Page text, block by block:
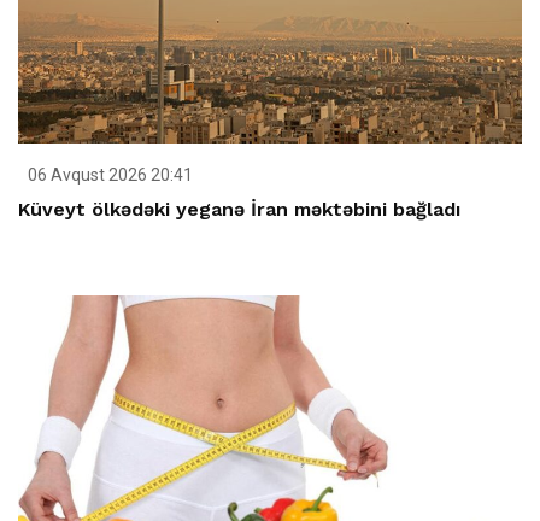
06 Avqust 2026 20:41
Küveyt ölkədəki yeganə İran məktəbini bağladı